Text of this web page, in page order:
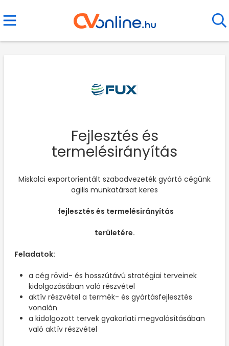
Fejlesztés és
termelésirányítás
Miskolci exportorientált szabadvezeték gyártó cégünk
agilis munkatársat keres
fejlesztés és termelésirányítás
területére.
Feladatok:
a cég rövid- és hosszútávú stratégiai terveinek
kidolgozásában való részvétel
aktív részvétel a termék- és gyártásfejlesztés
vonalán
a kidolgozott tervek gyakorlati megvalósításában
való aktív részvétel